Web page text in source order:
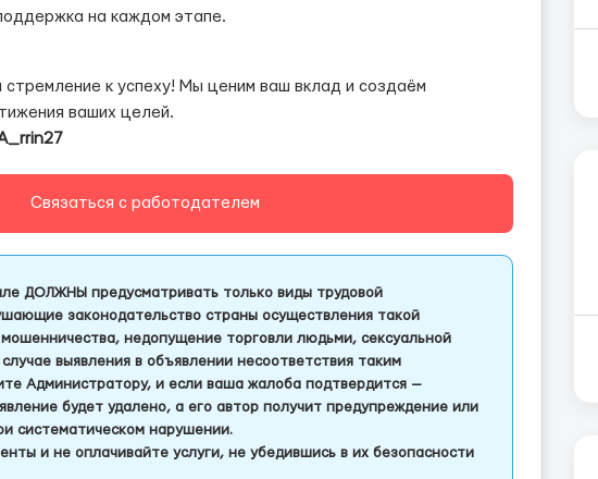
на каждом этапе.
стремление к успеху! Мы ценим ваш вклад и создаём
ваших целей.
Связаться с работодателем
ДОЛЖНЫ предусматривать только виды трудовой
законодательство страны осуществления такой
недопущение торговли людьми, сексуальной
выявления в объявлении несоответствия таким
Администратору, и если ваша жалоба подтвердится —
будет удалено, а его автор получит предупреждение или
систематическом нарушении.
и не оплачивайте услуги, не убедившись в их безопасности